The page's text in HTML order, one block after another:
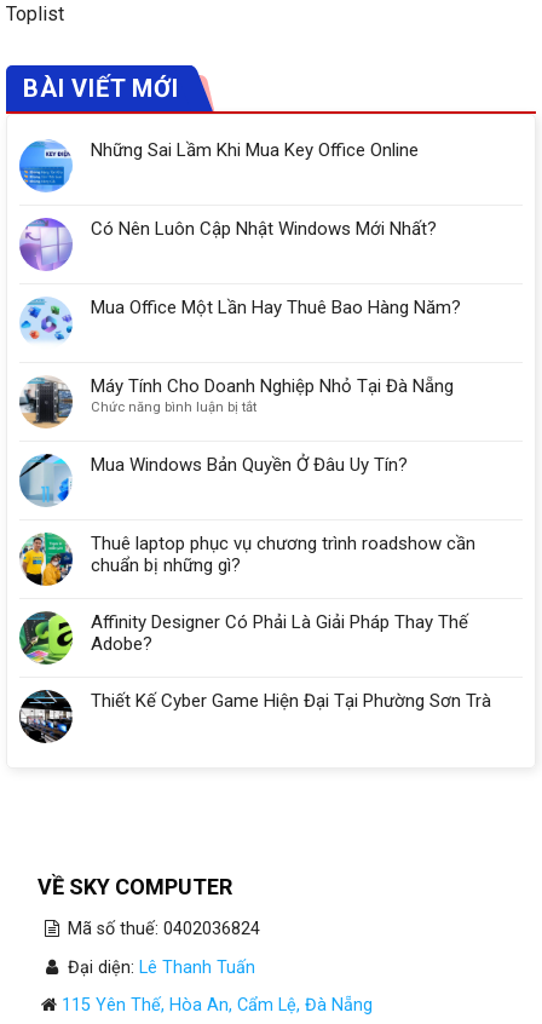
Toplist
BÀI VIẾT MỚI
Những Sai Lầm Khi Mua Key Office Online
Có Nên Luôn Cập Nhật Windows Mới Nhất?
Mua Office Một Lần Hay Thuê Bao Hàng Năm?
Máy Tính Cho Doanh Nghiệp Nhỏ Tại Đà Nẵng
Chức năng bình luận bị tắtở
Cho
Tại
Mua Windows Bản Quyền Ở Đâu Uy Tín?
Thuê laptop phục vụ chương trình roadshow cần
chuẩn bị những gì?
Affinity Designer Có Phải Là Giải Pháp Thay Thế
Adobe?
Thiết Kế Cyber Game Hiện Đại Tại Phường Sơn Trà
VỀ SKY COMPUTER
Mã số thuế: 0402036824
Đại diện: Lê Thanh Tuấn
115 Yên Thế, Hòa An, Cẩm Lệ, Đà Nẵng